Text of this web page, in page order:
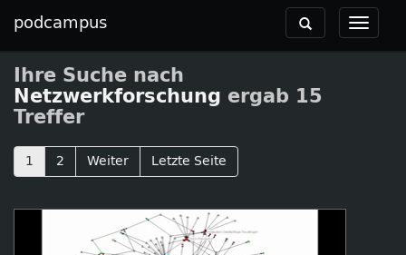
podcampus
Toggle
Toggle
navigation
Ihre Suche nach
Netzwerkforschung ergab 15
Treffer
1 2 Weiter Letzte Seite